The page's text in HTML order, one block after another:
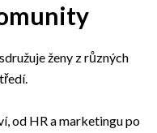
ženy z různých
od HR a marketingu po